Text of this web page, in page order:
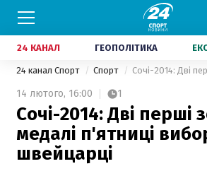
24 КАНАЛ ГЕОПОЛІТИКА
24 канал Спорт Спорт
14 лютого, 16:00 1
Сочі-2014: Дві перші
медалі п'ятниці
швейцарці